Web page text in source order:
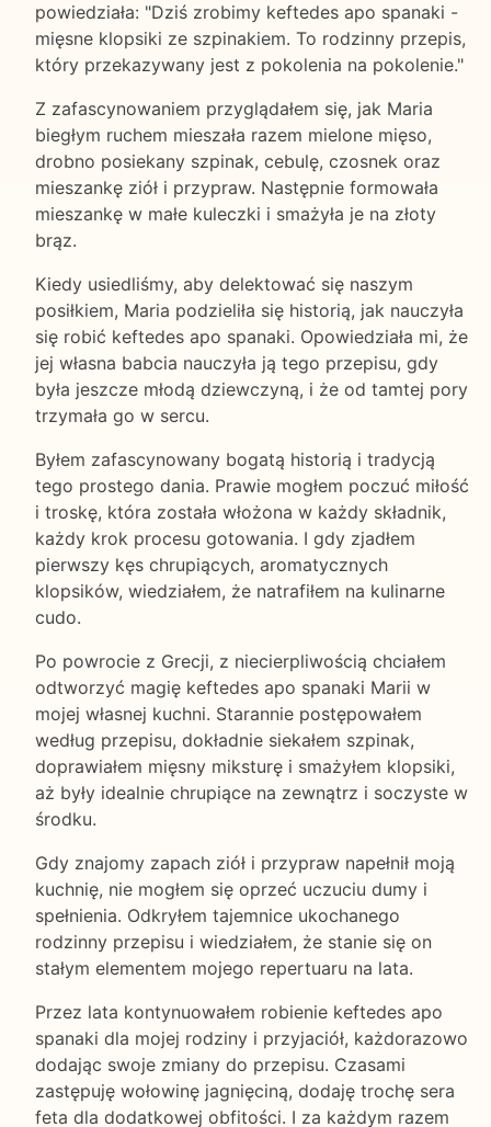
powiedziała: "Dziś zrobimy keftedes apo spanaki -
mięsne klopsiki ze szpinakiem. To rodzinny przepis,
który przekazywany jest z pokolenia na pokolenie."
Z zafascynowaniem przyglądałem się, jak Maria
biegłym ruchem mieszała razem mielone mięso,
drobno posiekany szpinak, cebulę, czosnek oraz
mieszankę ziół i przypraw. Następnie formowała
mieszankę w małe kuleczki i smażyła je na złoty
brąz.
Kiedy usiedliśmy, aby delektować się naszym
posiłkiem, Maria podzieliła się historią, jak nauczyła
się robić keftedes apo spanaki. Opowiedziała mi, że
jej własna babcia nauczyła ją tego przepisu, gdy
była jeszcze młodą dziewczyną, i że od tamtej pory
trzymała go w sercu.
Byłem zafascynowany bogatą historią i tradycją
tego prostego dania. Prawie mogłem poczuć miłość
i troskę, która została włożona w każdy składnik,
każdy krok procesu gotowania. I gdy zjadłem
pierwszy kęs chrupiących, aromatycznych
klopsików, wiedziałem, że natrafiłem na kulinarne
cudo.
Po powrocie z Grecji, z niecierpliwością chciałem
odtworzyć magię keftedes apo spanaki Marii w
mojej własnej kuchni. Starannie postępowałem
według przepisu, dokładnie siekałem szpinak,
doprawiałem mięsny miksturę i smażyłem klopsiki,
aż były idealnie chrupiące na zewnątrz i soczyste w
środku.
Gdy znajomy zapach ziół i przypraw napełnił moją
kuchnię, nie mogłem się oprzeć uczuciu dumy i
spełnienia. Odkryłem tajemnice ukochanego
rodzinny przepisu i wiedziałem, że stanie się on
stałym elementem mojego repertuaru na lata.
Przez lata kontynuowałem robienie keftedes apo
spanaki dla mojej rodziny i przyjaciół, każdorazowo
dodając swoje zmiany do przepisu. Czasami
zastępuję wołowinę jagnięciną, dodaję trochę sera
feta dla dodatkowej obfitości. I za każdym razem